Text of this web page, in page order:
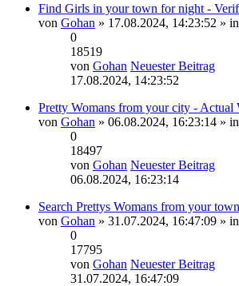
Find Girls in your town for night -
von Gohan » 17.08.2024, 14:23:52 » in
0
18519
von Gohan Neuester Beitrag
17.08.2024, 14:23:52
Pretty Womans from your city - Actual
von Gohan » 06.08.2024, 16:23:14 » in
0
18497
von Gohan Neuester Beitrag
06.08.2024, 16:23:14
Search Prettys Womans from your
von Gohan » 31.07.2024, 16:47:09 » in
0
17795
von Gohan Neuester Beitrag
31.07.2024, 16:47:09